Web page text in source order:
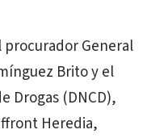
procurador General
Brito y el
Drogas (DNCD),
Heredia,